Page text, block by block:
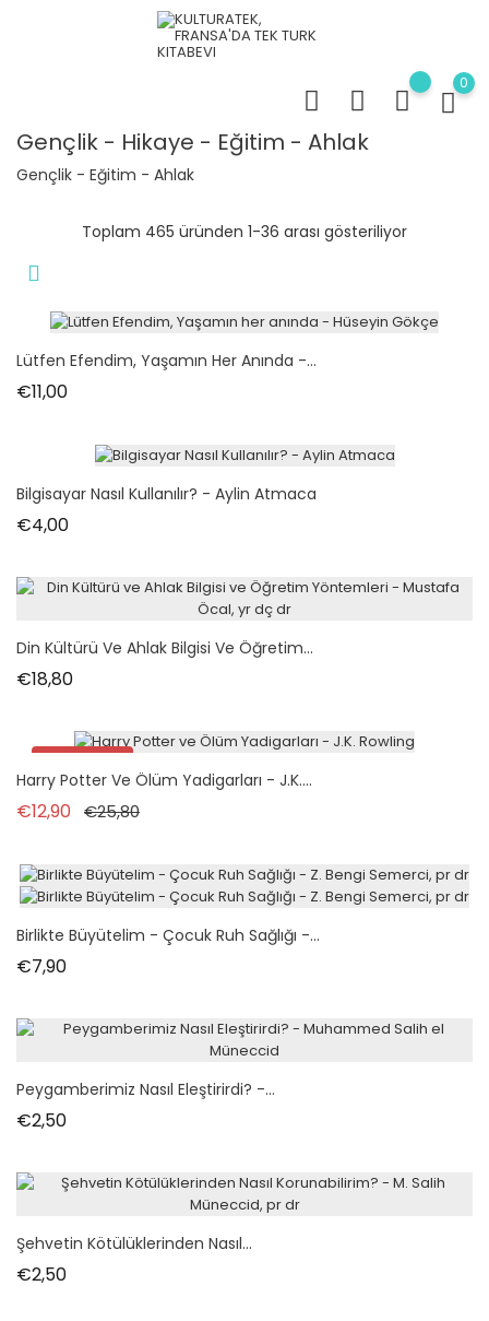
0
Gençlik - Hikaye - Eğitim - Ahlak
Gençlik - Eğitim - Ahlak
Toplam 465 üründen 1-36 arası gösteriliyor
Lütfen Efendim, Yaşamın Her Anında -...
€11,00Fiyat
Bilgisayar Nasıl Kullanılır? - Aylin Atmaca
€4,00Fiyat
Din Kültürü Ve Ahlak Bilgisi Ve Öğretim...
€18,80Fiyat
İndirimde!
Harry Potter Ve Ölüm Yadigarları - J.K....
€12,90 Normal fiyat
€25,80Fiyat
Birlikte Büyütelim - Çocuk Ruh Sağlığı -...
€7,90Fiyat
Peygamberimiz Nasıl Eleştirirdi? -...
€2,50Fiyat
Şehvetin Kötülüklerinden Nasıl...
€2,50Fiyat